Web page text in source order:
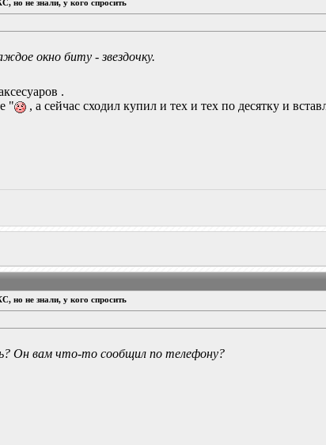
но не знали, у кого спросить
окно биту - звездочку.
.
"
, а сейчас сходил купил и тех и тех по десятку и
но не знали, у кого спросить
Он вам что-то сообщил по телефону?